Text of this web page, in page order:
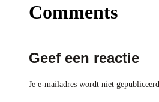
Comments
Geef een reactie
Je e-mailadres wordt niet gepubliceerd.